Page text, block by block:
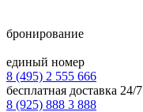
бронирование
единый номер
8 (495) 2 555 666
бесплатная доставка 24/7
8 (925) 888 3 888